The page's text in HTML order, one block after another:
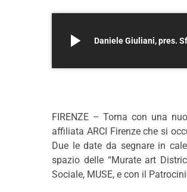
play_arrow Daniele Giuliani, pres.
FIRENZE – Torna con una
affiliata ARCI Firenze che si
Due le date da segnare in
spazio delle “Murate art
Sociale, MUSE, e con il